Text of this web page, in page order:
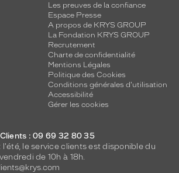
Les preuves de la confiance
Espace Presse
A propos de KRYS GROUP
La Fondation KRYS GROUP
Recrutement
Charte de confidentialité
Mentions Légales
Politique des Cookies
Conditions générales d'utilisation
Accessibilité
Gérer les cookies
: 09 69 32 80 35
l'été, le service clients est disponible du
de 10h à 18h.